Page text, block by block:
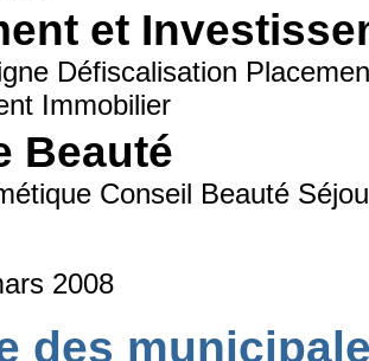
et
Défiscalisation
Immobilier
Beauté
Conseil Beauté
2008
des